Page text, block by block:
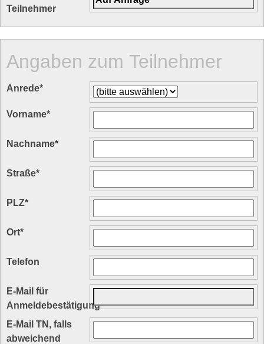
Teilnehmer
Angaben zum Teilnehmer
Anrede*
Vorname*
Nachname*
Straße*
PLZ*
Ort*
Telefon
E-Mail für
Anmeldebestätigung*
E-Mail TN, falls
abweichend